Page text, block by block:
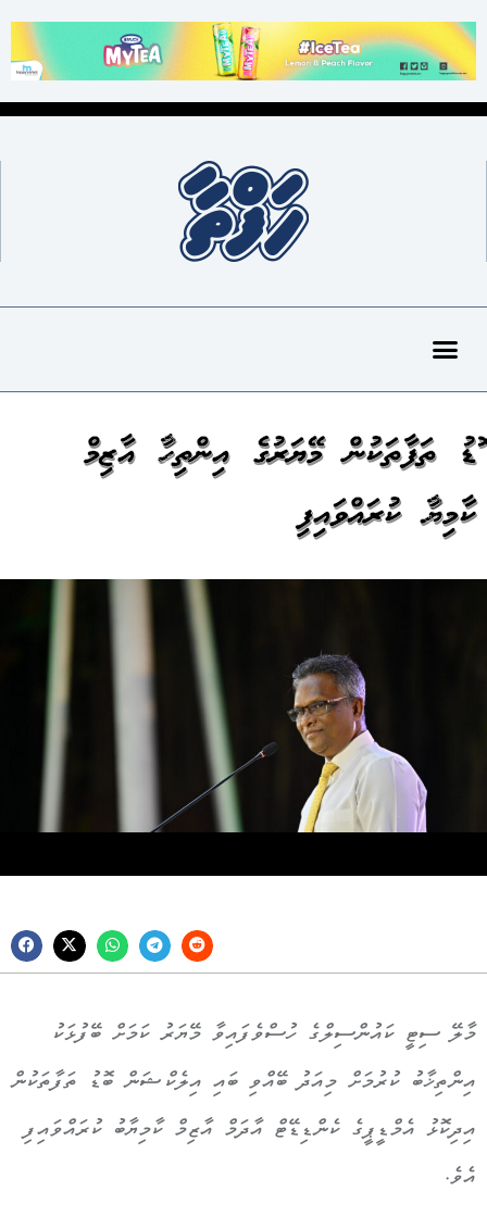
ބޮޑު ތަފާތަކުން މޭޔަރުގެ އިންތިހާބު އާޒިމް
ކާމިޔާބު ކުރައްވައިފި
މާލޭ ސިޓީ ކައުންސިލްގެ ހުސްވެފައިވާ މޭޔަރު ކަމަށް ބޭފުޅަކު
އިންތިޚާބު ކުރުމަށް މިއަދު ބޭއްވި ބައި އިލެކްޝަން ބޮޑު ތަފާތަކުން
އިދިކޮޅު އެމްޑީޕީގެ ކެންޑިޑޭޓް އާދަމް އާޒިމް ކާމިޔާބު ކުރައްވައިފި
އެވެ.